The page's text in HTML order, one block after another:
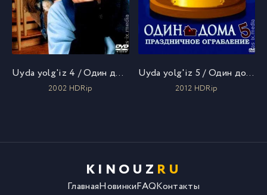
Uyda yolg'iz 4 / Один дома 4 / Uzbek tilida / O'zbekcha tarjima
2002 HDRip
Uyda yolg'iz 5 / Один дома 5: Рождественское ограбление / Uzbek tilida / O'zbekcha tarjima
2012 HDRip
KINOUZ RU
ГлавнаяНовинкиFAQКонтакты